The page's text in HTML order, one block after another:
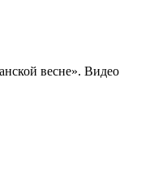
весне». Видео